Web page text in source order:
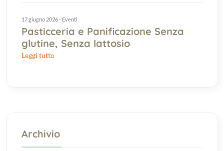
17 giugno 2026 - Eventi
Pasticceria e Panificazione Senza
glutine, Senza lattosio
Leggi tutto
Archivio